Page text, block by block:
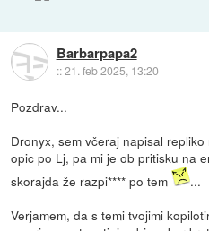
Barbarpapa2
::21. feb 2025, 13:20
Pozdrav...
Dronyx, sem včeraj napisal
opic po Lj, pa mi je ob pritisku na
skorajda že razpi**** po tem
...
Verjamem, da s temi tvojimi